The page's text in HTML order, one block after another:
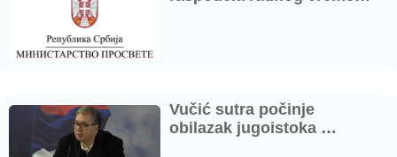
Vučić sutra počinje
obilazak jugoistoka …